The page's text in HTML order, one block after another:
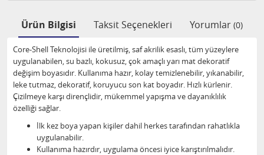
Ürün Bilgisi Taksit Seçenekleri Yorumlar (0)
Core-Shell Teknolojisi ile üretilmiş, saf akrilik esaslı, tüm yüzeylere
uygulanabilen, su bazlı, kokusuz, çok amaçlı yarı mat dekoratif
değişim boyasıdır. Kullanıma hazır, kolay temizlenebilir, yıkanabilir,
leke tutmaz, dekoratif, koruyucu son kat boyadır. Hızlı kürlenir.
Çizilmeye karşı dirençlidir, mükemmel yapışma ve dayanıklılık
özelliği sağlar.
İlk kez boya yapan kişiler dahil herkes tarafından rahatlıkla
uygulanabilir.
Kullanıma hazırdır, uygulama öncesi iyice karıştırılmalıdır.